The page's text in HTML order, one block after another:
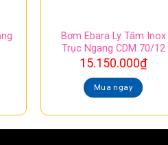
Bơm Ebara Ly Tâm Inox
Trục Ngang CDM 70/12
15.150.000₫
Mua ngay